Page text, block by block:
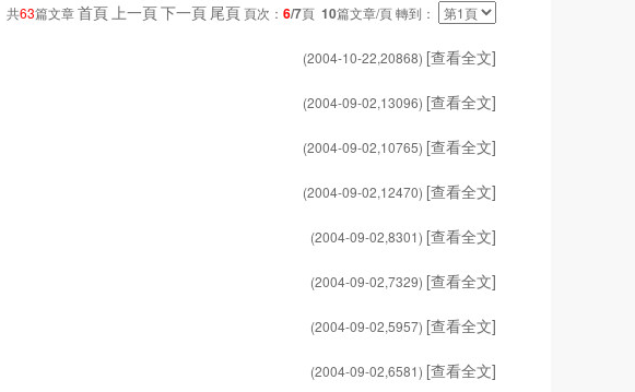
共63篇文章首頁上一頁下一頁 尾頁 頁次： 6/7頁 10篇文章/頁 轉到：
(2004-10-22,20868) [查看全文]
(2004-09-02,13096) [查看全文]
(2004-09-02,10765) [查看全文]
(2004-09-02,12470) [查看全文]
(2004-09-02,8301) [查看全文]
(2004-09-02,7329) [查看全文]
(2004-09-02,5957) [查看全文]
(2004-09-02,6581) [查看全文]